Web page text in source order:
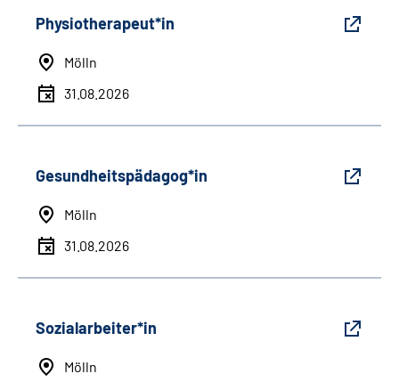
Physiotherapeut*in
Mölln
31.08.2026
Gesundheitspädagog*in
Mölln
31.08.2026
Sozialarbeiter*in
Mölln